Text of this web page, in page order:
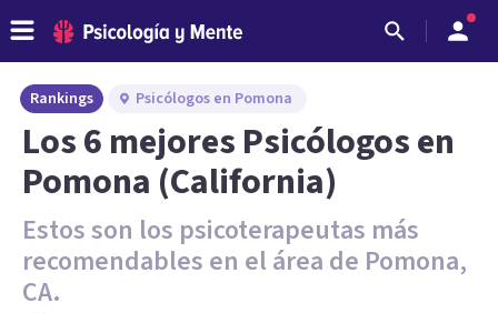
Rankings Psicólogos en Pomona
Los 6 mejores Psicólogos en
Pomona (California)
Estos son los psicoterapeutas más
recomendables en el área de Pomona,
CA.